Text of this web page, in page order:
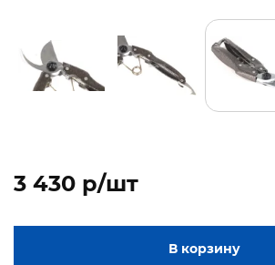
3 430 p/шт
В корзину